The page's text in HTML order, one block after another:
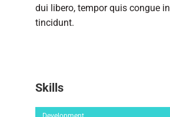
dui libero, tempor quis congue
tincidunt.
Skills